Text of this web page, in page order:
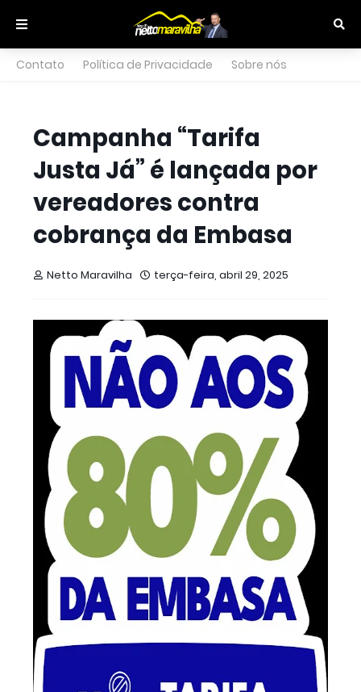
Contato Política de Privacidade Sobre nós
Campanha “Tarifa
Justa Já” é lançada por
vereadores contra
cobrança da Embasa
Netto Maravilha terça-feira, abril 29, 2025